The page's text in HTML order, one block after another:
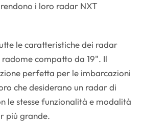
i loro radar NXT
le caratteristiche dei radar
compatto da 19". Il
perfetta per le imbarcazioni
che desiderano un radar di
le stesse funzionalità e modalità
più grande.